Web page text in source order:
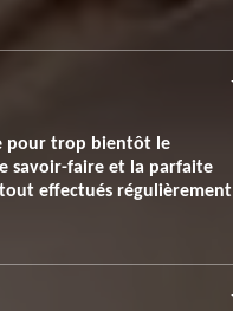
pour trop bientôt le
savoir-faire et la parfaite
effectués régulièrement